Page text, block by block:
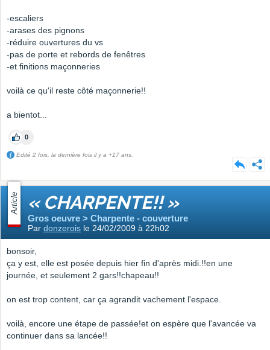
-escaliers
-arases des pignons
-réduire ouvertures du vs
-pas de porte et rebords de fenêtres
-et finitions maçonneries
voilà ce qu'il reste côté maçonnerie!!
a bientot...
0
Edité 2 fois, la dernière fois il y a +17 ans.
Article « CHARPENTE!! »
Gros oeuvre > Charpente - couverture
Par donzerois le 24/02/2009 à 22h02
bonsoir,
ça y est, elle est posée depuis hier fin d'après midi.!!en une
journée, et seulement 2 gars!!chapeau!!
on est trop content, car ça agrandit vachement l'espace.
voilà, encore une étape de passée!et on espère que l'avancée va
continuer dans sa lancée!!